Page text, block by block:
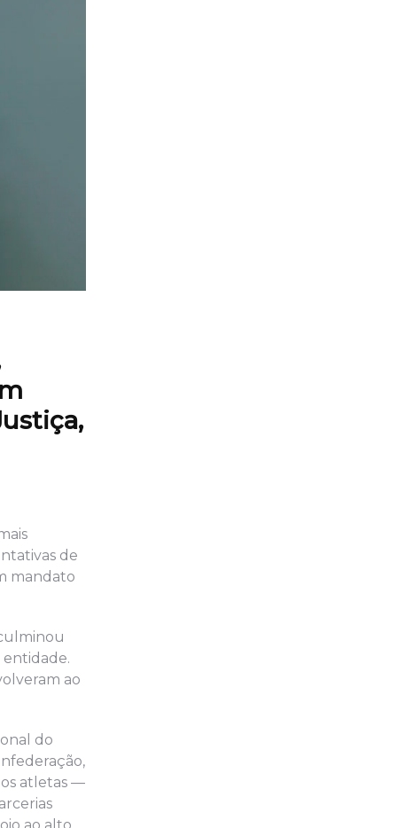
de
mandato
ao
do
atletas —
ao alto